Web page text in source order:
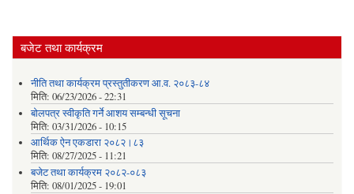
बजेट तथा कार्यक्रम
नीति तथा कार्यक्रम प्रस्तुतीकरण आ.व. २०८३-८४
मिति: 06/23/2026 - 22:31
बोलपत्र स्वीकृति गर्ने आशय सम्बन्धी सूचना
मिति: 03/31/2026 - 10:15
आर्थिक ऐन एकडारा २०८२।८३
मिति: 08/27/2025 - 11:21
बजेट तथा कार्यक्रम २०८२-०८३
मिति: 08/01/2025 - 19:01